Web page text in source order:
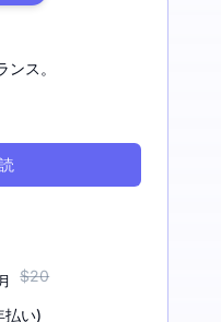
ス。
$20
払い)